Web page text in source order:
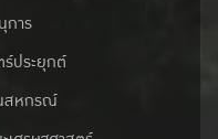
การ
ประยุกต์
สหกรณ์